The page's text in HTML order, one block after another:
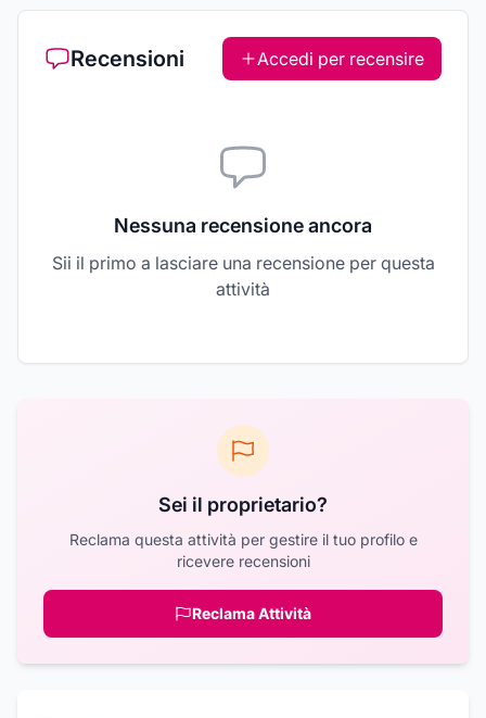
Recensioni Accedi per recensire
Nessuna recensione ancora
Sii il primo a lasciare una recensione per questa
attività
Sei il proprietario?
Reclama questa attività per gestire il tuo profilo e
ricevere recensioni
Reclama Attività